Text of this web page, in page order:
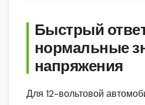
Быстрый
нормальные
напряжения
Для 12-вольтовой